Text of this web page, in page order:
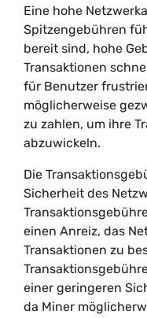
Eine hohe
Spitzengebühren
bereit sind, hohe
Transaktionen
für Benutzer
möglicherweise
zu zahlen, um ihre
abzuwickeln.
Die
Sicherheit des
einen Anreiz, das
Transaktionen zu
einer geringeren
da Miner